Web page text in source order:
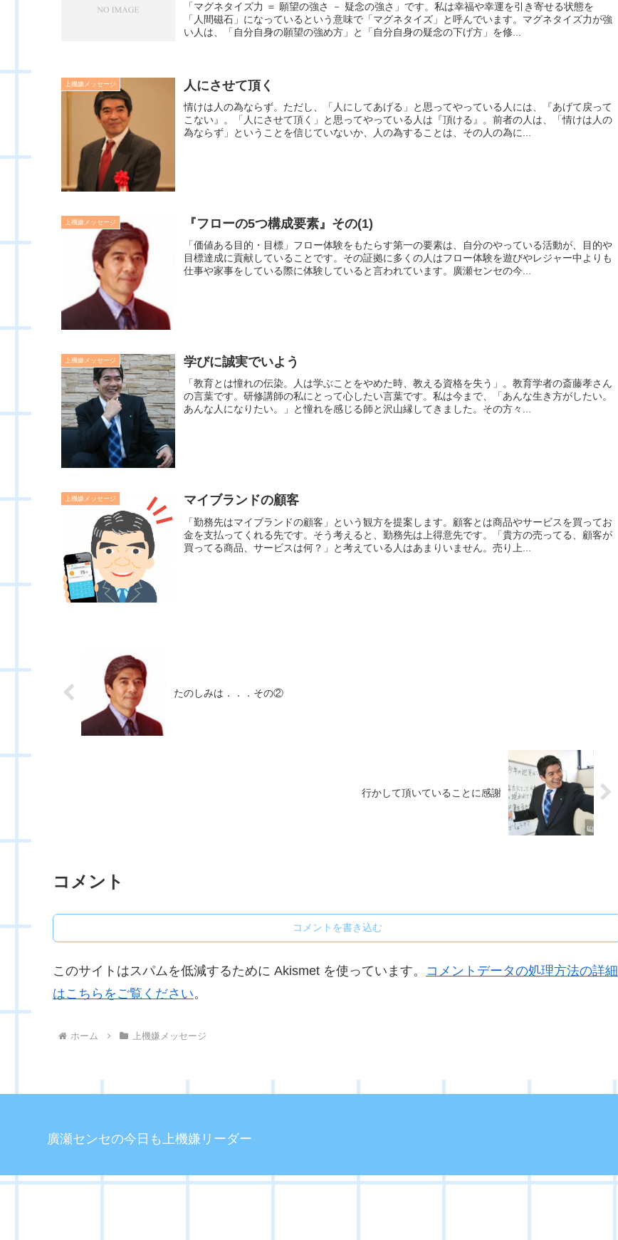
「マグネタイズ力 ＝ 願望の強さ － 疑念の強さ」です。私は幸福や幸運を引き寄せる状態を
「人間磁石」になっているという意味で「マグネタイズ」と呼んでいます。マグネタイズ力が強
い人は、「自分自身の願望の強め方」と「自分自身の疑念の下げ方」を修...
上機嫌メッセージ 人にさせて頂く
情けは人の為ならず。ただし、「人にしてあげる」と思ってやっている人には、『あげて戻って
こない』。「人にさせて頂く」と思ってやっている人は『頂ける』。前者の人は、「情けは人の
為ならず」ということを信じていないか、人の為することは、その人の為に...
上機嫌メッセージ 『フローの5つ構成要素』その(1)
「価値ある目的・目標」フロー体験をもたらす第一の要素は、自分のやっている活動が、目的や
目標達成に貢献していることです。その証拠に多くの人はフロー体験を遊びやレジャー中よりも
仕事や家事をしている際に体験していると言われています。廣瀬センセの今...
上機嫌メッセージ 学びに誠実でいよう
「教育とは憧れの伝染。人は学ぶことをやめた時、教える資格を失う」。教育学者の斎藤孝さん
の言葉です。研修講師の私にとって心したい言葉です。私は今まで、「あんな生き方がしたい。
あんな人になりたい。」と憧れを感じる師と沢山縁してきました。その方々...
上機嫌メッセージ マイブランドの顧客
「勤務先はマイブランドの顧客」という観方を提案します。顧客とは商品やサービスを買ってお
金を支払ってくれる先です。そう考えると、勤務先は上得意先です。「貴方の売ってる、顧客が
買ってる商品、サービスは何？」と考えている人はあまりいません。売り上...
たのしみは．．．その②
行かして頂いていることに感謝
コメント
コメントを書き込む
このサイトはスパムを低減するために Akismet を使っています。 コメントデータの処理方法の詳細
はこちらをご覧ください。
ホーム 上機嫌メッセージ
廣瀬センセの今日も上機嫌リーダー